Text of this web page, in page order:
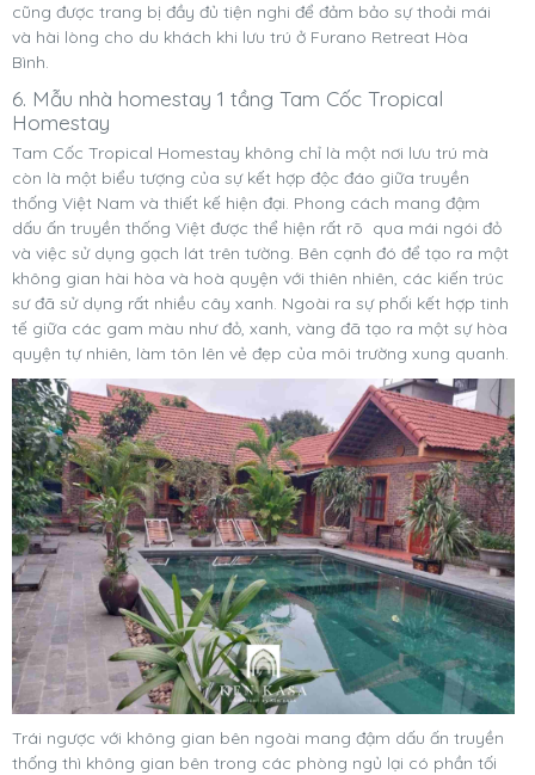
cũng được trang bị đầy đủ tiện nghi để đảm bảo sự thoải mái
và hài lòng cho du khách khi lưu trú ở Furano Retreat Hòa
Bình.
6. Mẫu nhà homestay 1 tầng Tam Cốc Tropical
Homestay
Tam Cốc Tropical Homestay không chỉ là một nơi lưu trú mà
còn là một biểu tượng của sự kết hợp độc đáo giữa truyền
thống Việt Nam và thiết kế hiện đại. Phong cách mang đậm
dấu ấn truyền thống Việt được thể hiện rất rõ qua mái ngói đỏ
và việc sử dụng gạch lát trên tường. Bên cạnh đó để tạo ra một
không gian hài hòa và hoà quyện với thiên nhiên, các kiến trúc
sư đã sử dụng rất nhiều cây xanh. Ngoài ra sự phối kết hợp tinh
tế giữa các gam màu như đỏ, xanh, vàng đã tạo ra một sự hòa
quyện tự nhiên, làm tôn lên vẻ đẹp của môi trường xung quanh.
Trái ngược với không gian bên ngoài mang đậm dấu ấn truyền
thống thì không gian bên trong các phòng ngủ lại có phần tối